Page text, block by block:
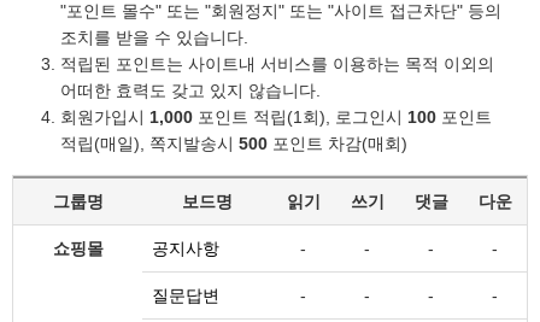
"포인트 몰수" 또는 "회원정지" 또는 "사이트 접근차단" 등의
조치를 받을 수 있습니다.
적립된 포인트는 사이트내 서비스를 이용하는 목적 이외의
어떠한 효력도 갖고 있지 않습니다.
회원가입시 1,000 포인트 적립(1회), 로그인시 100 포인트
적립(매일), 쪽지발송시 500 포인트 차감(매회)
그룹명 보드명 읽기 쓰기 댓글 다운
쇼핑몰 공지사항 - - - -
질문답변 - - - -